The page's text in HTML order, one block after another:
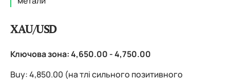
XAU/USD
Ключова зона: 4,650.00 - 4,750.00
Buy: 4,850.00 (на тлі сильного позитивного